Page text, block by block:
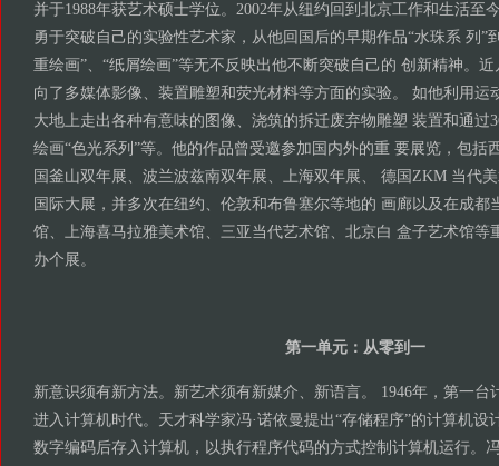
并于1988年获艺术硕士学位。2002年从纽约回到北京工作和生活至
勇于突破自己的实验性艺术家，从他回国后的早期作品“水珠系 列”
重绘画”、“纸屑绘画”等无不反映出他不断突破自己的 创新精神。
向了多媒体影像、装置雕塑和荧光材料等方面的实验。 如他利用运
大地上走出各种有意味的图像、浇筑的拆迁废弃物雕塑 装置和通过
绘画“色光系列”等。他的作品曾受邀参加国内外的重 要展览，包括
国釜山双年展、波兰波兹南双年展、上海双年展、 德国ZKM 当代
国际大展，并多次在纽约、伦敦和布鲁塞尔等地的 画廊以及在成都
馆、上海喜马拉雅美术馆、三亚当代艺术馆、北京白 盒子艺术馆等
办个展。
第一单元：从零到一
新意识须有新方法。新艺术须有新媒介、新语言。 1946年，第一台
进入计算机时代。天才科学家冯·诺依曼提出“存储程序”的计算机设
数字编码后存入计算机，以执行程序代码的方式控制计算机运行。